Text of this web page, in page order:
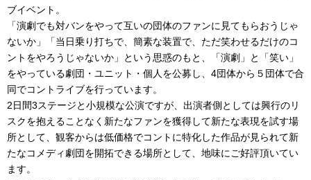
ブイベント。
「演劇でも対バンをやって互いの団体のファンに見てもらおうじゃ
ないか」「当日乗り打ちで、簡素な装置で、ただ笑わせるだけのコ
ントをやろうじゃないか」という思惑のもと、「演劇」と「笑い」
をやっている劇団・ユニット・個人を公募し、4団体から５団体で合
同でコントライブを行っています。
2日間3ステージと小規模な公演ですが、出演者側としては興行のリ
スクを抱えることなく新たなファンを獲得して新たな表現を試す場
所として、観客からは低価格でコントに特化した作品が見られて新
たなコメディ劇団を開拓できる場所として、地味にご好評頂いてい
ます。